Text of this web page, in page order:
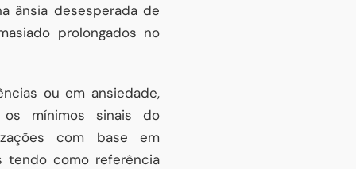
ânsia desesperada de
prolongados no
ou em ansiedade,
os mínimos sinais do
com base em
tendo como referência